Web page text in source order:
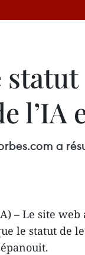
l’IA
a
– Le site
le statut de